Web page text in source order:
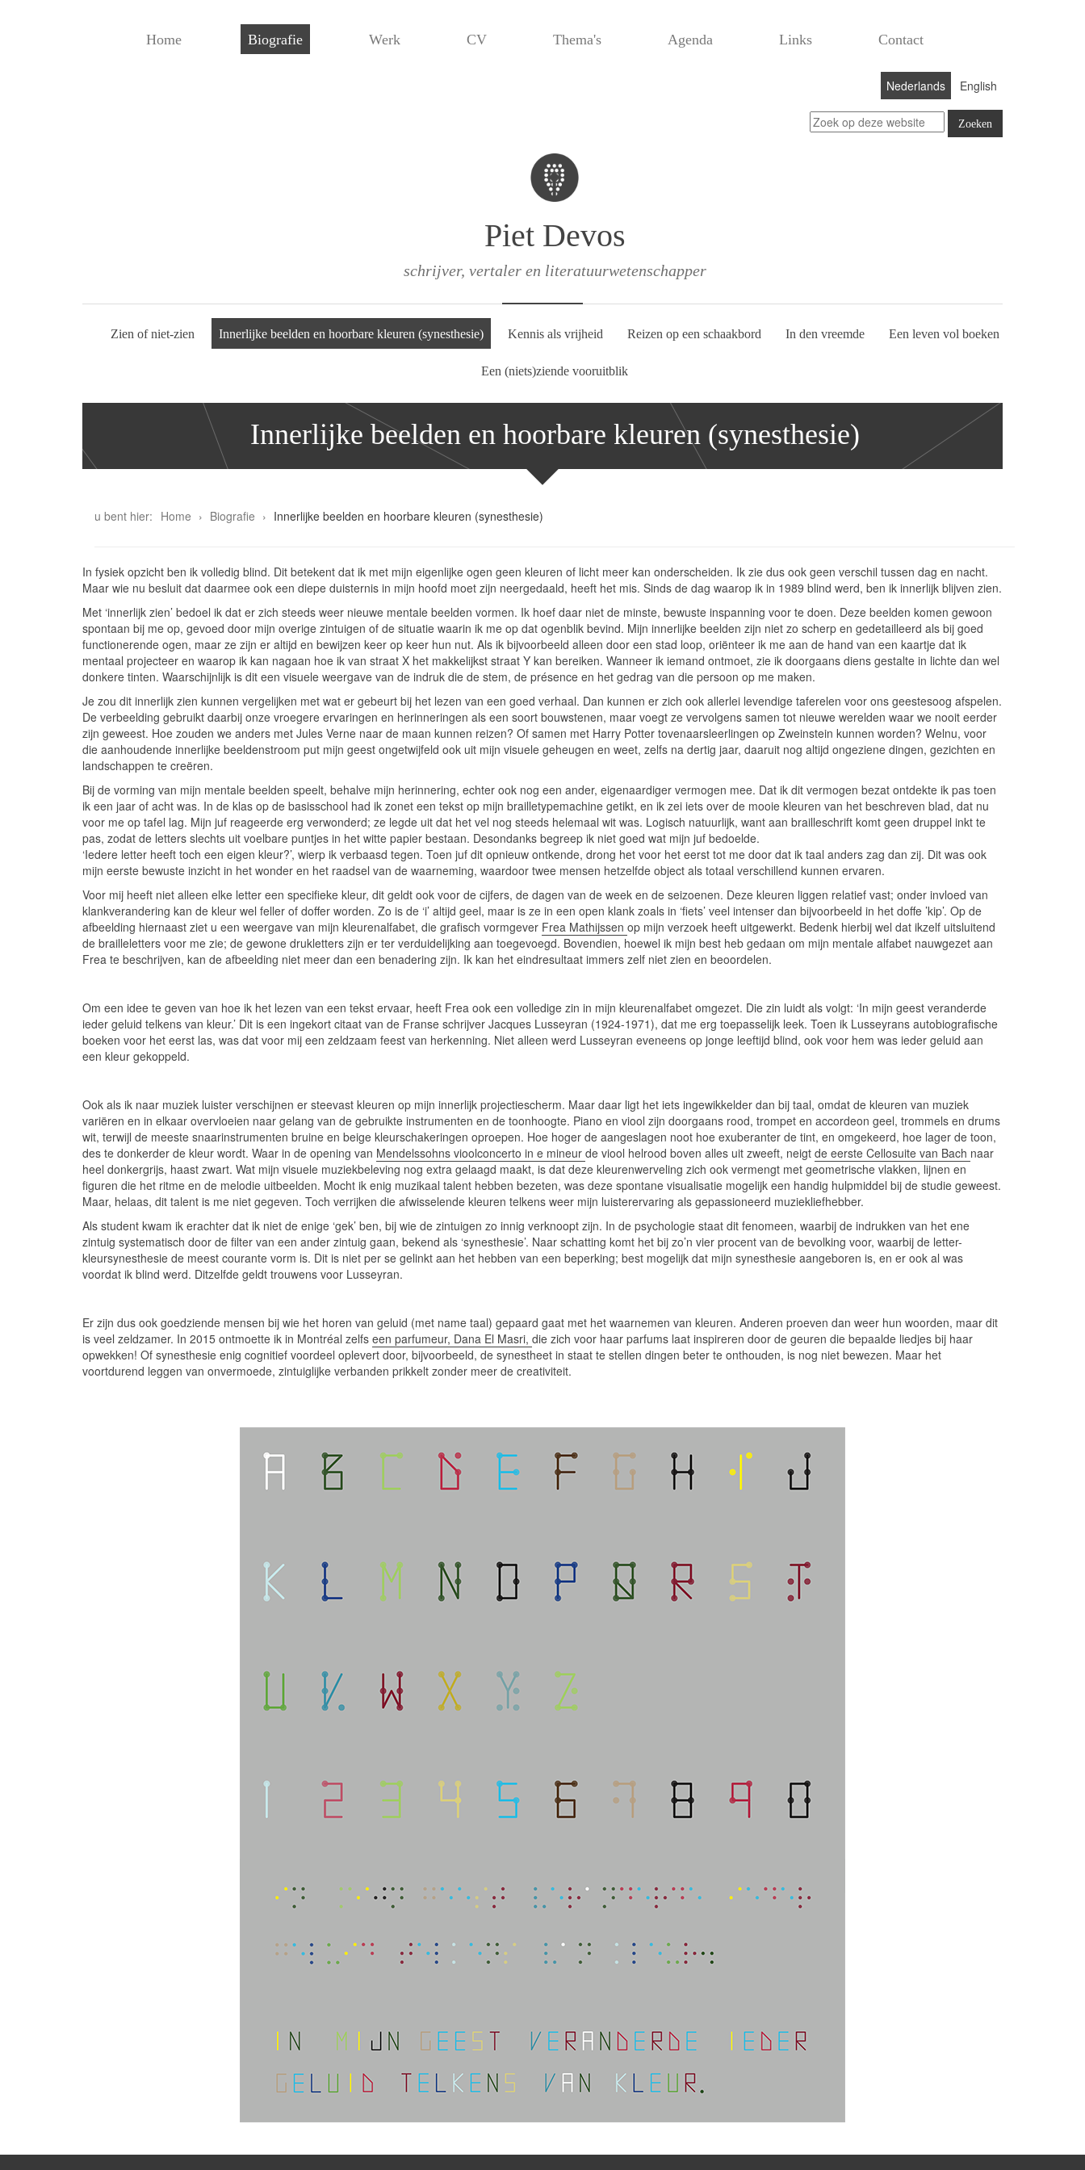
Home Biografie Werk CV Thema's Agenda Links Contact
Nederlands English
Piet Devos
schrijver, vertaler en literatuurwetenschapper
Zien of niet-zien Innerlijke beelden en hoorbare kleuren (synesthesie) Kennis als vrijheid Reizen op een schaakbord In den vreemde Een leven vol boeken
Een (niets)ziende vooruitblik
Innerlijke beelden en hoorbare kleuren (synesthesie)
u bent hier: Home Biografie Innerlijke beelden en hoorbare kleuren (synesthesie)
In fysiek opzicht ben ik volledig blind. Dit betekent dat ik met mijn eigenlijke ogen geen kleuren of licht meer kan onderscheiden. Ik zie dus ook geen verschil tussen dag en nacht.
Maar wie nu besluit dat daarmee ook een diepe duisternis in mijn hoofd moet zijn neergedaald, heeft het mis. Sinds de dag waarop ik in 1989 blind werd, ben ik innerlijk blijven zien.
Met ‘innerlijk zien’ bedoel ik dat er zich steeds weer nieuwe mentale beelden vormen. Ik hoef daar niet de minste, bewuste inspanning voor te doen. Deze beelden komen gewoon
spontaan bij me op, gevoed door mijn overige zintuigen of de situatie waarin ik me op dat ogenblik bevind. Mijn innerlijke beelden zijn niet zo scherp en gedetailleerd als bij goed
functionerende ogen, maar ze zijn er altijd en bewijzen keer op keer hun nut. Als ik bijvoorbeeld alleen door een stad loop, oriënteer ik me aan de hand van een kaartje dat ik
mentaal projecteer en waarop ik kan nagaan hoe ik van straat X het makkelijkst straat Y kan bereiken. Wanneer ik iemand ontmoet, zie ik doorgaans diens gestalte in lichte dan wel
donkere tinten. Waarschijnlijk is dit een visuele weergave van de indruk die de stem, de présence en het gedrag van die persoon op me maken.
Je zou dit innerlijk zien kunnen vergelijken met wat er gebeurt bij het lezen van een goed verhaal. Dan kunnen er zich ook allerlei levendige taferelen voor ons geestesoog afspelen.
De verbeelding gebruikt daarbij onze vroegere ervaringen en herinneringen als een soort bouwstenen, maar voegt ze vervolgens samen tot nieuwe werelden waar we nooit eerder
zijn geweest. Hoe zouden we anders met Jules Verne naar de maan kunnen reizen? Of samen met Harry Potter tovenaarsleerlingen op Zweinstein kunnen worden? Welnu, voor
die aanhoudende innerlijke beeldenstroom put mijn geest ongetwijfeld ook uit mijn visuele geheugen en weet, zelfs na dertig jaar, daaruit nog altijd ongeziene dingen, gezichten en
landschappen te creëren.
Bij de vorming van mijn mentale beelden speelt, behalve mijn herinnering, echter ook nog een ander, eigenaardiger vermogen mee. Dat ik dit vermogen bezat ontdekte ik pas toen
ik een jaar of acht was. In de klas op de basisschool had ik zonet een tekst op mijn brailletypemachine getikt, en ik zei iets over de mooie kleuren van het beschreven blad, dat nu
voor me op tafel lag. Mijn juf reageerde erg verwonderd; ze legde uit dat het vel nog steeds helemaal wit was. Logisch natuurlijk, want aan brailleschrift komt geen druppel inkt te
pas, zodat de letters slechts uit voelbare puntjes in het witte papier bestaan. Desondanks begreep ik niet goed wat mijn juf bedoelde.
‘Iedere letter heeft toch een eigen kleur?’, wierp ik verbaasd tegen. Toen juf dit opnieuw ontkende, drong het voor het eerst tot me door dat ik taal anders zag dan zij. Dit was ook
mijn eerste bewuste inzicht in het wonder en het raadsel van de waarneming, waardoor twee mensen hetzelfde object als totaal verschillend kunnen ervaren.
Voor mij heeft niet alleen elke letter een specifieke kleur, dit geldt ook voor de cijfers, de dagen van de week en de seizoenen. Deze kleuren liggen relatief vast; onder invloed van
klankverandering kan de kleur wel feller of doffer worden. Zo is de ‘i’ altijd geel, maar is ze in een open klank zoals in ‘fiets’ veel intenser dan bijvoorbeeld in het doffe ’kip’. Op de
afbeelding hiernaast ziet u een weergave van mijn kleurenalfabet, die grafisch vormgever Frea Mathijssen op mijn verzoek heeft uitgewerkt. Bedenk hierbij wel dat ikzelf uitsluitend
de brailleletters voor me zie; de gewone drukletters zijn er ter verduidelijking aan toegevoegd. Bovendien, hoewel ik mijn best heb gedaan om mijn mentale alfabet nauwgezet aan
Frea te beschrijven, kan de afbeelding niet meer dan een benadering zijn. Ik kan het eindresultaat immers zelf niet zien en beoordelen.
Om een idee te geven van hoe ik het lezen van een tekst ervaar, heeft Frea ook een volledige zin in mijn kleurenalfabet omgezet. Die zin luidt als volgt: ‘In mijn geest veranderde
ieder geluid telkens van kleur.’ Dit is een ingekort citaat van de Franse schrijver Jacques Lusseyran (1924-1971), dat me erg toepasselijk leek. Toen ik Lusseyrans autobiografische
boeken voor het eerst las, was dat voor mij een zeldzaam feest van herkenning. Niet alleen werd Lusseyran eveneens op jonge leeftijd blind, ook voor hem was ieder geluid aan
een kleur gekoppeld.
Ook als ik naar muziek luister verschijnen er steevast kleuren op mijn innerlijk projectiescherm. Maar daar ligt het iets ingewikkelder dan bij taal, omdat de kleuren van muziek
variëren en in elkaar overvloeien naar gelang van de gebruikte instrumenten en de toonhoogte. Piano en viool zijn doorgaans rood, trompet en accordeon geel, trommels en drums
wit, terwijl de meeste snaarinstrumenten bruine en beige kleurschakeringen oproepen. Hoe hoger de aangeslagen noot hoe exuberanter de tint, en omgekeerd, hoe lager de toon,
des te donkerder de kleur wordt. Waar in de opening van Mendelssohns vioolconcerto in e mineur de viool helrood boven alles uit zweeft, neigt de eerste Cellosuite van Bach naar
heel donkergrijs, haast zwart. Wat mijn visuele muziekbeleving nog extra gelaagd maakt, is dat deze kleurenwerveling zich ook vermengt met geometrische vlakken, lijnen en
figuren die het ritme en de melodie uitbeelden. Mocht ik enig muzikaal talent hebben bezeten, was deze spontane visualisatie mogelijk een handig hulpmiddel bij de studie geweest.
Maar, helaas, dit talent is me niet gegeven. Toch verrijken die afwisselende kleuren telkens weer mijn luisterervaring als gepassioneerd muziekliefhebber.
Als student kwam ik erachter dat ik niet de enige ‘gek’ ben, bij wie de zintuigen zo innig verknoopt zijn. In de psychologie staat dit fenomeen, waarbij de indrukken van het ene
zintuig systematisch door de filter van een ander zintuig gaan, bekend als ‘synesthesie’. Naar schatting komt het bij zo’n vier procent van de bevolking voor, waarbij de letter-
kleursynesthesie de meest courante vorm is. Dit is niet per se gelinkt aan het hebben van een beperking; best mogelijk dat mijn synesthesie aangeboren is, en er ook al was
voordat ik blind werd. Ditzelfde geldt trouwens voor Lusseyran.
Er zijn dus ook goedziende mensen bij wie het horen van geluid (met name taal) gepaard gaat met het waarnemen van kleuren. Anderen proeven dan weer hun woorden, maar dit
is veel zeldzamer. In 2015 ontmoette ik in Montréal zelfs een parfumeur, Dana El Masri, die zich voor haar parfums laat inspireren door de geuren die bepaalde liedjes bij haar
opwekken! Of synesthesie enig cognitief voordeel oplevert door, bijvoorbeeld, de synestheet in staat te stellen dingen beter te onthouden, is nog niet bewezen. Maar het
voortdurend leggen van onvermoede, zintuiglijke verbanden prikkelt zonder meer de creativiteit.